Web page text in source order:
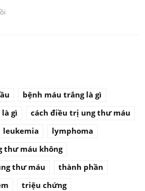
bệnh máu trắng là gì
gì
cách điều trị ung thư máu
leukemia
lymphoma
thư máu không
thư máu
thành phần
triệu chứng